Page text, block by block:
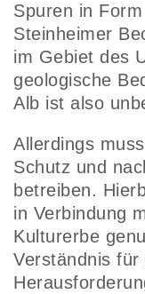
Spuren in
Steinheimer
im Gebiet des
geologische
Alb ist also
Allerdings
Schutz und
betreiben.
in Verbindung
Kulturerbe
Verständnis für